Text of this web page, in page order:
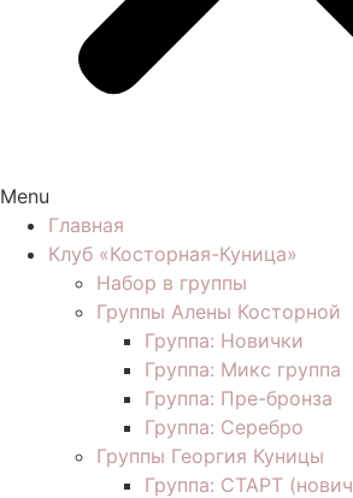
Menu
Главная
Клуб «Косторная-Куница»
Набор в группы
Группы Алены Косторной
Группа: Новички
Группа: Микс группа
Группа: Пре-бронза
Группа: Серебро
Группы Георгия Куницы
Группа: СТАРТ